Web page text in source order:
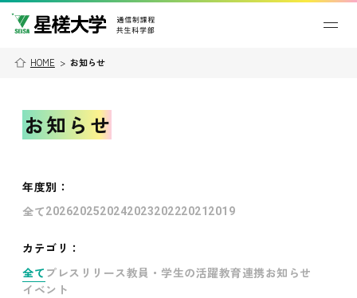
HOME > お知らせ
お知らせ
年度別 ：
全て202620252024202320222021 2019
カテゴリ：
全て プレスリリース教員・学生の活躍教育連携お知らせ
イベント